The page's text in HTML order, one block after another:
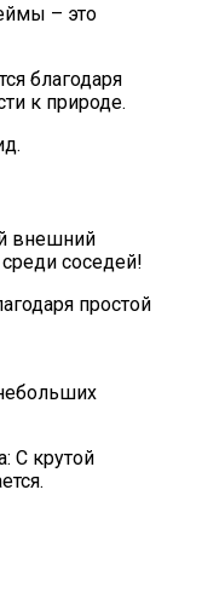
– это
благодаря
к природе.
внешний
соседей!
простой
С крутой